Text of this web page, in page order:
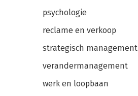
psychologie
reclame en verkoop
strategisch management
verandermanagement
werk en loopbaan